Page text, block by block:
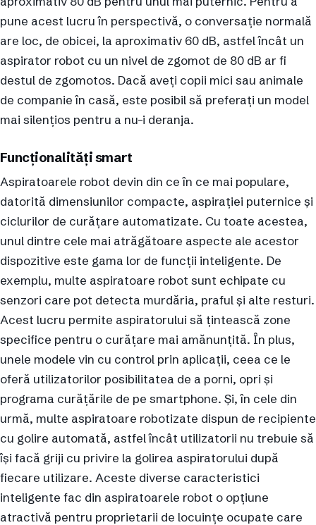
pune acest lucru în perspectivă, o conversație normală
are loc, de obicei, la aproximativ 60 dB, astfel încât un
aspirator robot cu un nivel de zgomot de 80 dB ar fi
destul de zgomotos. Dacă aveți copii mici sau animale
de companie în casă, este posibil să preferați un model
mai silențios pentru a nu-i deranja.
Funcționalități smart
Aspiratoarele robot devin din ce în ce mai populare,
datorită dimensiunilor compacte, aspirației puternice și
ciclurilor de curățare automatizate. Cu toate acestea,
unul dintre cele mai atrăgătoare aspecte ale acestor
dispozitive este gama lor de funcții inteligente. De
exemplu, multe aspiratoare robot sunt echipate cu
senzori care pot detecta murdăria, praful și alte resturi.
Acest lucru permite aspiratorului să țintească zone
specifice pentru o curățare mai amănunțită. În plus,
unele modele vin cu control prin aplicații, ceea ce le
oferă utilizatorilor posibilitatea de a porni, opri și
programa curățările de pe smartphone. Și, în cele din
urmă, multe aspiratoare robotizate dispun de recipiente
cu golire automată, astfel încât utilizatorii nu trebuie să
își facă griji cu privire la golirea aspiratorului după
fiecare utilizare. Aceste diverse caracteristici
inteligente fac din aspiratoarele robot o opțiune
atractivă pentru proprietarii de locuințe ocupate care